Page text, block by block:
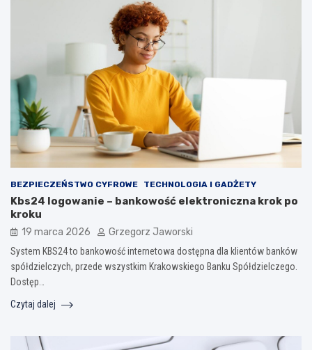
BEZPIECZEŃSTWO CYFROWE TECHNOLOGIA I GADŻETY
Kbs24 logowanie – bankowość elektroniczna krok po
kroku
19 marca 2026 Grzegorz Jaworski
System KBS24 to bankowość internetowa dostępna dla klientów banków
spółdzielczych, przede wszystkim Krakowskiego Banku Spółdzielczego.
Dostęp…
Czytaj dalej